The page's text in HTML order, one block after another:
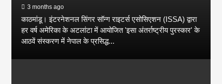
3 months ago
काठमांडू। इंटरनेशनल सिंगर सॉन्ग राइटर्स एसोसिएशन (ISSA) द्वारा
हर वर्ष अमेरिका के अटलांटा में आयोजित 'इसा अंतर्राष्ट्रीय पुरस्कार' के
आठवें संस्करण में नेपाल के प्रसिद्ध...